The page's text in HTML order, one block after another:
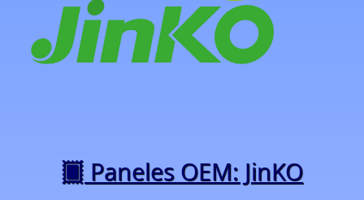
Paneles OEM: JinKO